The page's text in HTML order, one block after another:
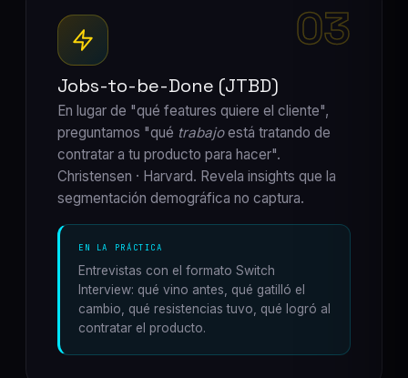
03
Jobs-to-be-Done (JTBD)
En lugar de "qué features quiere el cliente",
preguntamos "qué trabajoestá tratando de
contratar a tu producto para hacer".
Christensen · Harvard. Revela insights que la
segmentación demográfica no captura.
EN LA PRÁCTICA
Entrevistas con el formato Switch
Interview: qué vino antes, qué gatilló el
cambio, qué resistencias tuvo, qué logró al
contratar el producto.